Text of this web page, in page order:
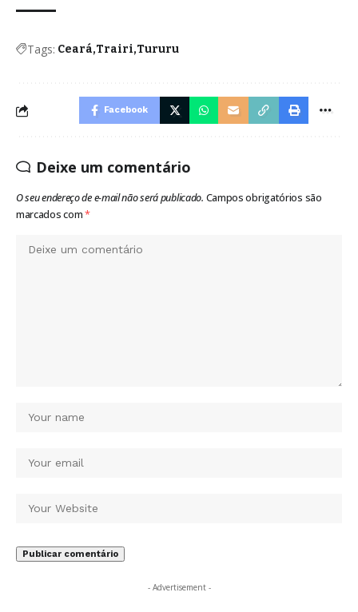
Tags: Ceará Trairi Tururu
Facebook
Deixe um comentário
O seu endereço de e-mail não será publicado. Campos obrigatórios são
marcados com*
- Advertisement -